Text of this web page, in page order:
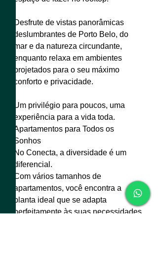
Desfrute de vistas panorâmicas
deslumbrantes de Porto Belo, do
mar e da natureza circundante,
enquanto relaxa em ambientes
projetados para o seu máximo
conforto e privacidade.
Um privilégio para poucos, uma
experiência para a vida toda.
Apartamentos para Todos os
Sonhos
No Conecta, a diversidade é um
diferencial.
Com vários tamanhos de
apartamentos, você encontra a
planta ideal que se adapta
perfeitamente às suas necessidades